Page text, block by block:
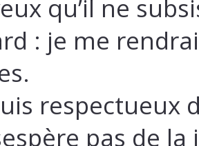
qu’il ne
: je me
respectueux
pas de